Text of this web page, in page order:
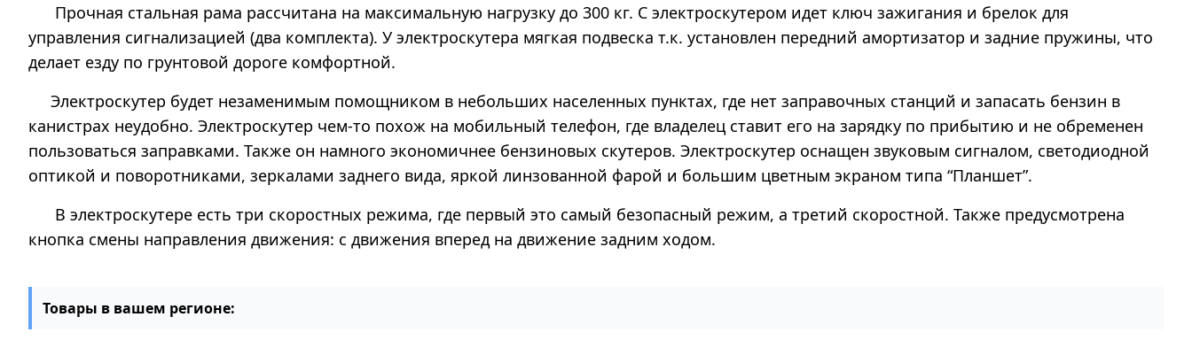
Прочная стальная рама рассчитана на максимальную нагрузку до 300 кг. С электроскутером идет ключ зажигания и брелок для
управления сигнализацией (два комплекта). У электроскутера мягкая подвеска т.к. установлен передний амортизатор и задние пружины, что
делает езду по грунтовой дороге комфортной.
Электроскутер будет незаменимым помощником в небольших населенных пунктах, где нет заправочных станций и запасать бензин в
канистрах неудобно. Электроскутер чем-то похож на мобильный телефон, где владелец ставит его на зарядку по прибытию и не обременен
пользоваться заправками. Также он намного экономичнее бензиновых скутеров. Электроскутер оснащен звуковым сигналом, светодиодной
оптикой и поворотниками, зеркалами заднего вида, яркой линзованной фарой и большим цветным экраном типа “Планшет”.
В электроскутере есть три скоростных режима, где первый это самый безопасный режим, а третий скоростной. Также предусмотрена
кнопка смены направления движения: с движения вперед на движение задним ходом.
Товары в вашем регионе: